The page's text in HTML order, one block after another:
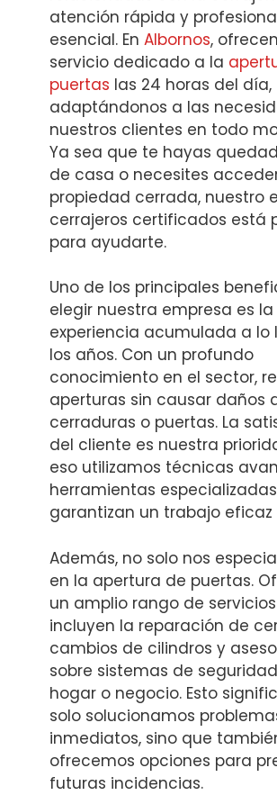
atención rápida y
esencial. En Albornos,
servicio dedicado a la
puertas las 24 horas del día,
adaptándonos a las
nuestros clientes en todo
Ya sea que te hayas
de casa o necesites
propiedad cerrada, nuestro
cerrajeros certificados está
para ayudarte.
Uno de los principales
elegir nuestra empresa es la
experiencia acumulada a lo
los años. Con un profundo
conocimiento en el sector,
aperturas sin causar daños
cerraduras o puertas. La
del cliente es nuestra
eso utilizamos técnicas
herramientas
garantizan un trabajo eficaz
Además, no solo nos
en la apertura de puertas.
un amplio rango de
incluyen la reparación de
cambios de cilindros y
sobre sistemas de
hogar o negocio. Esto
solo solucionamos
inmediatos, sino que
ofrecemos opciones para
futuras incidencias.